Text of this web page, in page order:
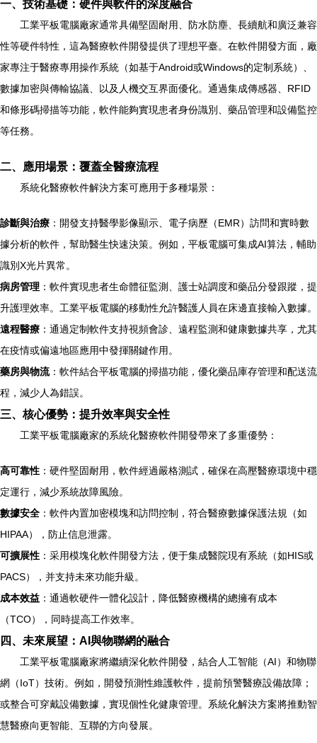
一、技術基礎：硬件與軟件的深度融合
工業平板電腦廠家通常具備堅固耐用、防水防塵、長續航和廣泛兼容
性等硬件特性，這為醫療軟件開發提供了理想平臺。在軟件開發方面，廠
家專注于醫療專用操作系統（如基于Android或Windows的定制系統）、
數據加密與傳輸協議、以及人機交互界面優化。通過集成傳感器、RFID
和條形碼掃描等功能，軟件能夠實現患者身份識別、藥品管理和設備監控
等任務。
二、應用場景：覆蓋全醫療流程
系統化醫療軟件解決方案可應用于多種場景：
診斷與治療 ：開發支持醫學影像顯示、電子病歷（EMR）訪問和實時數
據分析的軟件，幫助醫生快速決策。例如，平板電腦可集成AI算法，輔助
識別X光片異常。
病房管理 ：軟件實現患者生命體征監測、護士站調度和藥品分發跟蹤，提
升護理效率。工業平板電腦的移動性允許醫護人員在床邊直接輸入數據。
遠程醫療 ：通過定制軟件支持視頻會診、遠程監測和健康數據共享，尤其
在疫情或偏遠地區應用中發揮關鍵作用。
藥房與物流：軟件結合平板電腦的掃描功能，優化藥品庫存管理和配送流
程，減少人為錯誤。
三、核心優勢：提升效率與安全性
工業平板電腦廠家的系統化醫療軟件開發帶來了多重優勢：
高可靠性 ：硬件堅固耐用，軟件經過嚴格測試，確保在高壓醫療環境中穩
定運行，減少系統故障風險。
數據安全 ：軟件內置加密模塊和訪問控制，符合醫療數據保護法規（如
HIPAA），防止信息泄露。
可擴展性 ：采用模塊化軟件開發方法，便于集成醫院現有系統（如HIS或
PACS），并支持未來功能升級。
成本效益 ：通過軟硬件一體化設計，降低醫療機構的總擁有成本
（TCO），同時提高工作效率。
四、未來展望：AI與物聯網的融合
工業平板電腦廠家將繼續深化軟件開發，結合人工智能（AI）和物聯
網（IoT）技術。例如，開發預測性維護軟件，提前預警醫療設備故障；
或整合可穿戴設備數據，實現個性化健康管理。系統化解決方案將推動智
慧醫療向更智能、互聯的方向發展。